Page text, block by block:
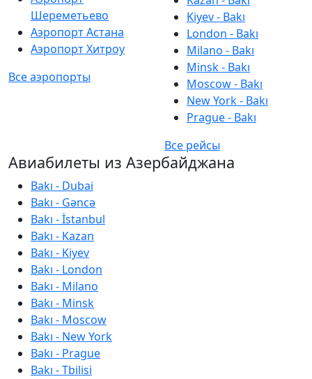
Шереметьево
Аэропорт Астана
Аэропорт Хитроу
Все аэропорты
Kiyev - Bakı
London - Bakı
Milano - Bakı
Minsk - Bakı
Moscow - Bakı
New York - Bakı
Prague - Bakı
Все рейсы
Авиабилеты из Азербайджана
Bakı - Dubai
Bakı - Gəncə
Bakı - İstanbul
Bakı - Kazan
Bakı - Kiyev
Bakı - London
Bakı - Milano
Bakı - Minsk
Bakı - Moscow
Bakı - New York
Bakı - Prague
Bakı - Tbilisi